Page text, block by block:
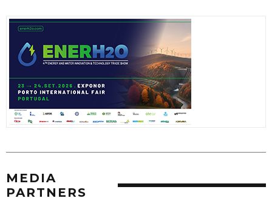
MEDIA
PARTNERS